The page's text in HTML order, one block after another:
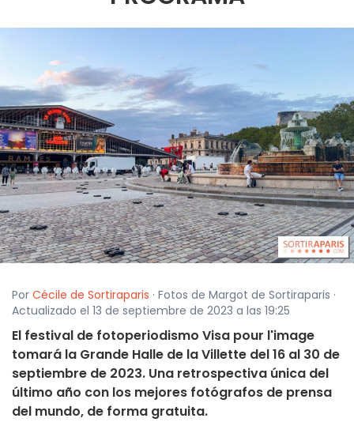
Por Cécile de Sortiraparis · Fotos de Margot de Sortiraparis ·
Actualizado el 13 de septiembre de 2023 a las 19:25
El festival de fotoperiodismo Visa pour l'image
tomará la Grande Halle de la Villette del 16 al 30 de
septiembre de 2023. Una retrospectiva única del
último año con los mejores fotógrafos de prensa
del mundo, de forma gratuita.